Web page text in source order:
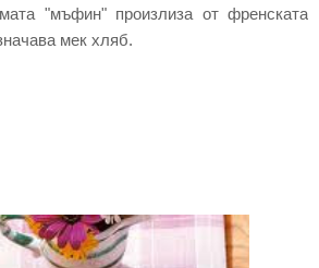
"мъфин" произлиза от френската
мек хляб.